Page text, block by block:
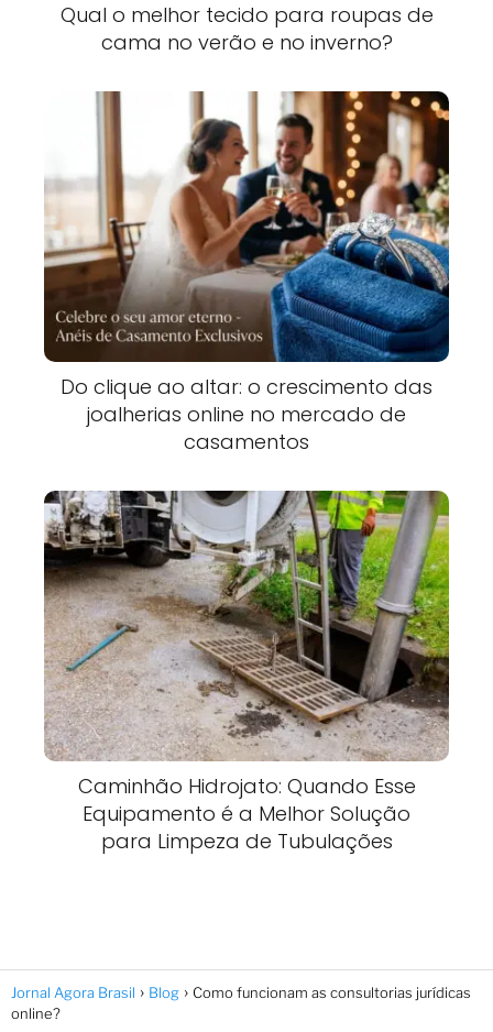
Qual o melhor tecido para roupas de
cama no verão e no inverno?
Do clique ao altar: o crescimento das
joalherias online no mercado de
casamentos
Caminhão Hidrojato: Quando Esse
Equipamento é a Melhor Solução
para Limpeza de Tubulações
Jornal Agora Brasil Blog
Como funcionam as consultorias jurídicas
online?